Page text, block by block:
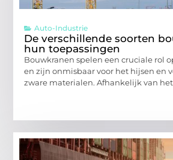
Auto-Industrie
De verschillende soorten
hun toepassingen
Bouwkranen spelen een cruciale rol
en zijn onmisbaar voor het hijsen en
zware materialen. Afhankelijk van